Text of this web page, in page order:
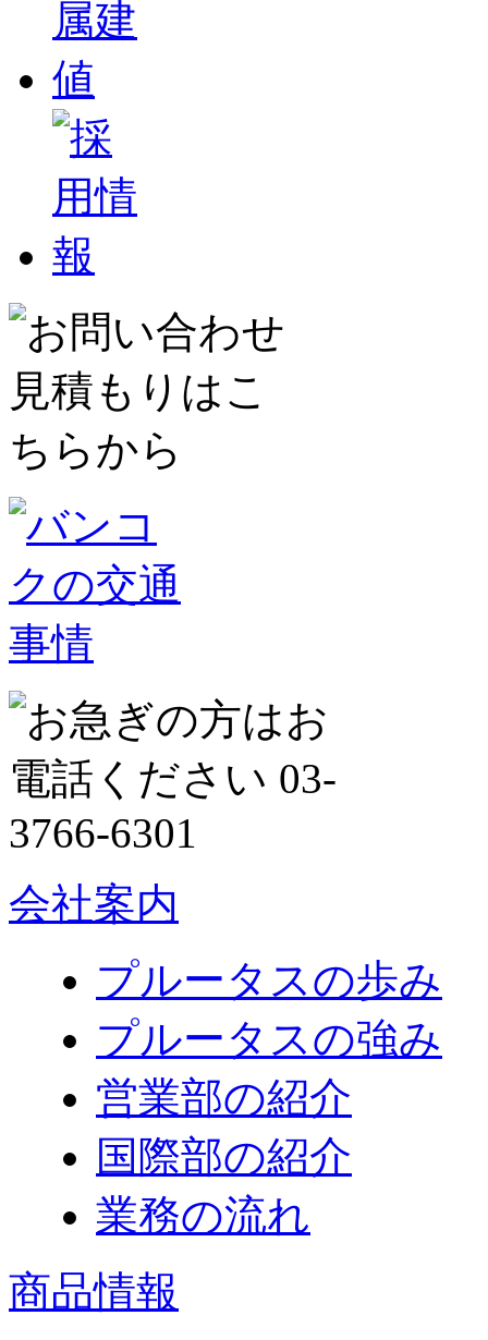
会社案内
プルータスの歩み
プルータスの強み
営業部の紹介
国際部の紹介
業務の流れ
商品情報